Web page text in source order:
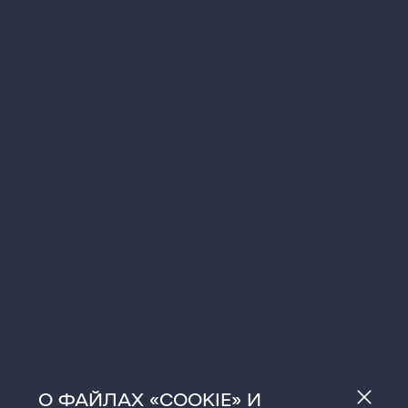
О ФАЙЛАХ «COOKIE» И